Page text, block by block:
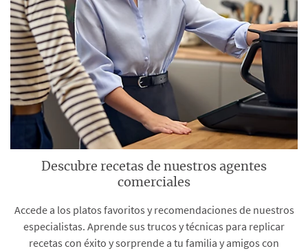
Descubre recetas de nuestros agentes
comerciales
Accede a los platos favoritos y recomendaciones de nuestros
especialistas. Aprende sus trucos y técnicas para replicar
recetas con éxito y sorprende a tu familia y amigos con